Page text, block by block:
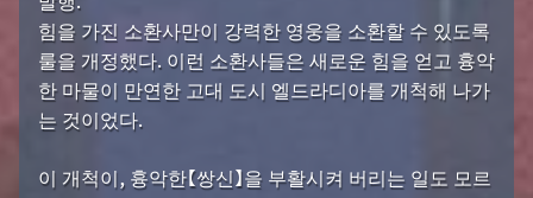
힘을 가진 소환사만이 강력한 영웅을 소환할 수 있도록
룰을 개정했다. 이런 소환사들은 새로운 힘을 얻고 흉악
한 마물이 만연한 고대 도시 엘드라디아를 개척해 나가
는 것이었다.
이 개척이, 흉악한【쌍신】을 부활시켜 버리는 일도 모르